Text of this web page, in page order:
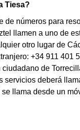
Tiesa?
de números para
llamen a uno de
otro lugar de
+34 911 401
de
servicios deberá
llama desde un